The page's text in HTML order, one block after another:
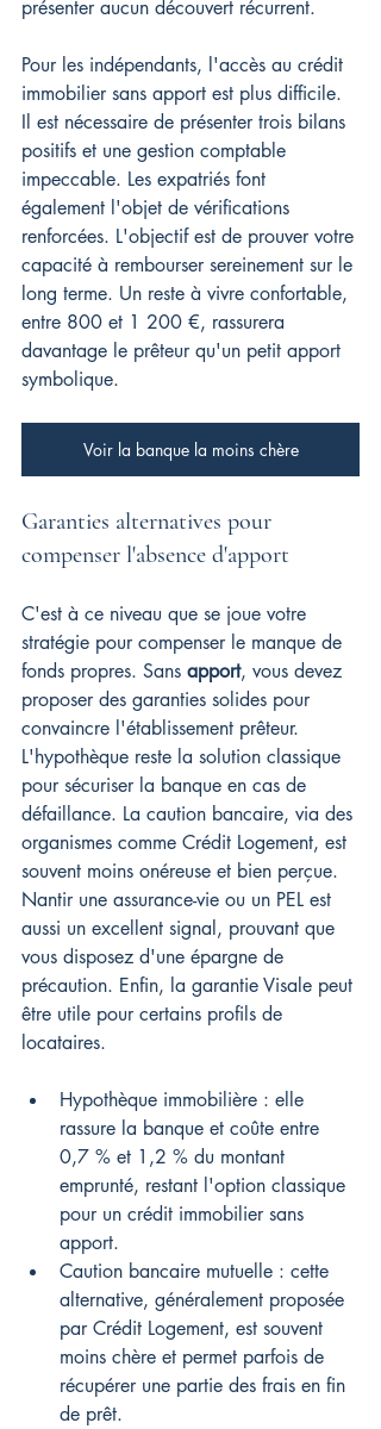
présenter aucun découvert récurrent.
Pour les indépendants, l'accès au crédit
immobilier sans apport est plus difficile.
Il est nécessaire de présenter trois bilans
positifs et une gestion comptable
impeccable. Les expatriés font
également l'objet de vérifications
renforcées. L'objectif est de prouver votre
capacité à rembourser sereinement sur le
long terme. Un reste à vivre confortable,
entre 800 et 1 200 €, rassurera
davantage le prêteur qu'un petit apport
symbolique.
Voir la banque la moins chère
Garanties alternatives pour
compenser l'absence d'apport
C'est à ce niveau que se joue votre
stratégie pour compenser le manque de
fonds propres. Sans apport, vous devez
proposer des garanties solides pour
convaincre l'établissement prêteur.
L'hypothèque reste la solution classique
pour sécuriser la banque en cas de
défaillance. La caution bancaire, via des
organismes comme Crédit Logement, est
souvent moins onéreuse et bien perçue.
Nantir une assurance-vie ou un PEL est
aussi un excellent signal, prouvant que
vous disposez d'une épargne de
précaution. Enfin, la garantie Visale peut
être utile pour certains profils de
locataires.
Hypothèque immobilière : elle
rassure la banque et coûte entre
0,7 % et 1,2 % du montant
emprunté, restant l'option classique
pour un crédit immobilier sans
apport.
Caution bancaire mutuelle : cette
alternative, généralement proposée
par Crédit Logement, est souvent
moins chère et permet parfois de
récupérer une partie des frais en fin
de prêt.